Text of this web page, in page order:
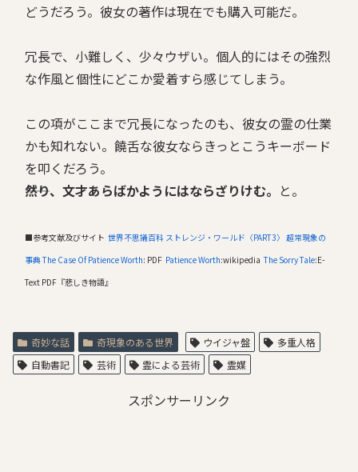
どうだろう。彼女の著作は現在でも購入可能だ。
冗長で、小難しく、少々ウザい。個人的にはその強烈
な作風と個性にどこか愛着すら感じてしまう。
この項がここまで冗長になったのも、彼女の霊の仕業
かも知れない。饒舌な彼女ならきっとこうキーボード
を叩くだろう。
――然り、文才あらばかようにはならざりけむ。 と。
■参考文献及びサイト 世界不思議百科 ストレンジ・ワールド〈PART3〉 超常現象の
事典The Case Of Patience Worth: PDF Patience Worth:wikipedia The Sorry Tale:E-
Text PDF『悲しき物語』
奇妙な話 奇現象のある世界 ウイジャ盤
多重人格
自動書記
芸術 霊による芸術 霊媒
スポンサーリンク